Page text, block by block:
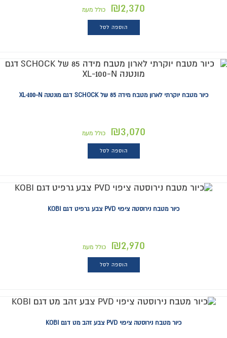
₪2,370 כולל מעמ
הוספה לסל
כיור מטבח יוקרתי לארון מטבח מידה 85 של SCHOCK דגם מונטנה XL-100-N
₪3,070 כולל מעמ
הוספה לסל
כיור מטבח נירוסטה ציפוי PVD צבע גרפיט דגם KOBI
₪2,970 כולל מעמ
הוספה לסל
כיור מטבח נירוסטה ציפוי PVD צבע זהב מט דגם KOBI